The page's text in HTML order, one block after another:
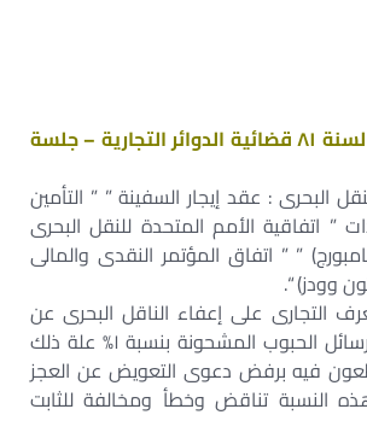
الطعن رقم ٧٩١٧ لسنة ٨١ قضائية الدوائر التجارية – جلسة
البحرى : عقد إيجار السفينة ” ” التأمين
” اتفاقية الأمم المتحدة للنقل البحرى
” ” اتفاق المؤتمر النقدى والمالى
وودز) “.
التجارى على إعفاء الناقل البحرى عن
التعويض عن عجز رسائل الحبوب المشحونة بنسبة ١% علة ذلك
فيه برفض دعوى التعويض عن العجز
النسبة تناقض وخطأ ومخالفة للثابت